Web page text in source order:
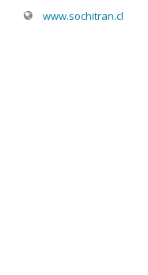
www.sochitran.cl